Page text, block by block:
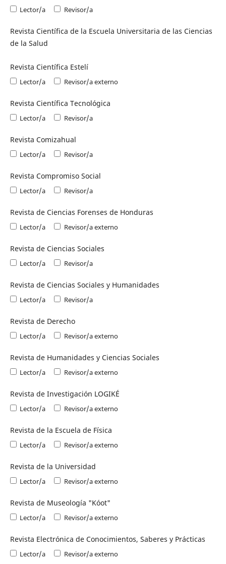
Lector/a Revisor/a
Revista Científica de la Escuela Universitaria de las Ciencias
de la Salud
Revista Científica Estelí
Lector/a Revisor/a externo
Revista Científica Tecnológica
Lector/a Revisor/a
Revista Comizahual
Lector/a Revisor/a
Revista Compromiso Social
Lector/a Revisor/a
Revista de Ciencias Forenses de Honduras
Lector/a Revisor/a externo
Revista de Ciencias Sociales
Lector/a Revisor/a
Revista de Ciencias Sociales y Humanidades
Lector/a Revisor/a
Revista de Derecho
Lector/a Revisor/a externo
Revista de Humanidades y Ciencias Sociales
Lector/a Revisor/a externo
Revista de Investigación LOGIKÉ
Lector/a Revisor/a externo
Revista de la Escuela de Física
Lector/a Revisor/a externo
Revista de la Universidad
Lector/a Revisor/a externo
Revista de Museología "Kóot"
Lector/a Revisor/a externo
Revista Electrónica de Conocimientos, Saberes y Prácticas
Lector/a Revisor/a externo